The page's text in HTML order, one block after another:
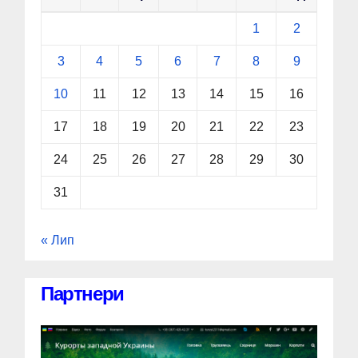
1 2
3 4 5 6 7 8 9
10 11 12 13 14 15 16
17 18 19 20 21 22 23
24 25 26 27 28 29 30
31
« Лип
Партнери